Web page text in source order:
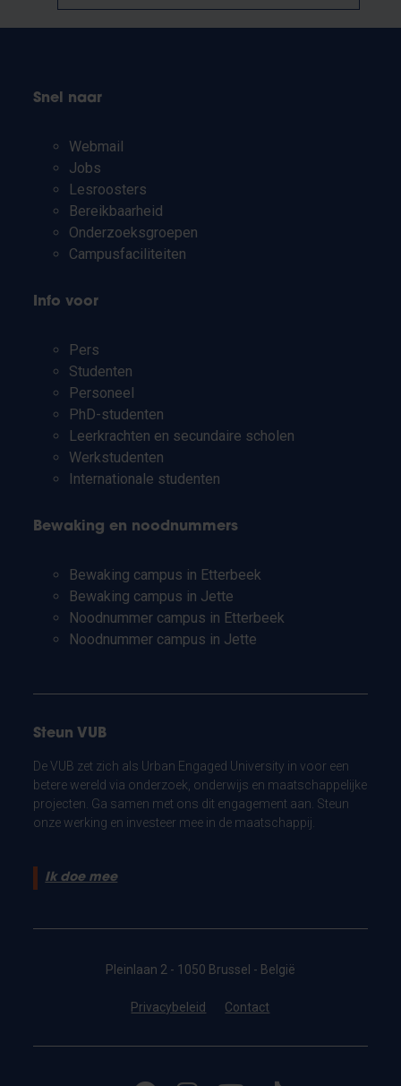
Snel naar
Webmail
Jobs
Lesroosters
Bereikbaarheid
Onderzoeksgroepen
Campusfaciliteiten
Info voor
Pers
Studenten
Personeel
PhD-studenten
Leerkrachten en secundaire scholen
Werkstudenten
Internationale studenten
Bewaking en noodnummers
Bewaking campus in Etterbeek
Bewaking campus in Jette
Noodnummer campus in Etterbeek
Noodnummer campus in Jette
Steun VUB
De VUB zet zich als Urban Engaged University in voor een
betere wereld via onderzoek, onderwijs en maatschappelijke
projecten. Ga samen met ons dit engagement aan. Steun
onze werking en investeer mee in de maatschappij.
Ik doe mee
Pleinlaan 2 - 1050 Brussel - België
Privacybeleid Contact